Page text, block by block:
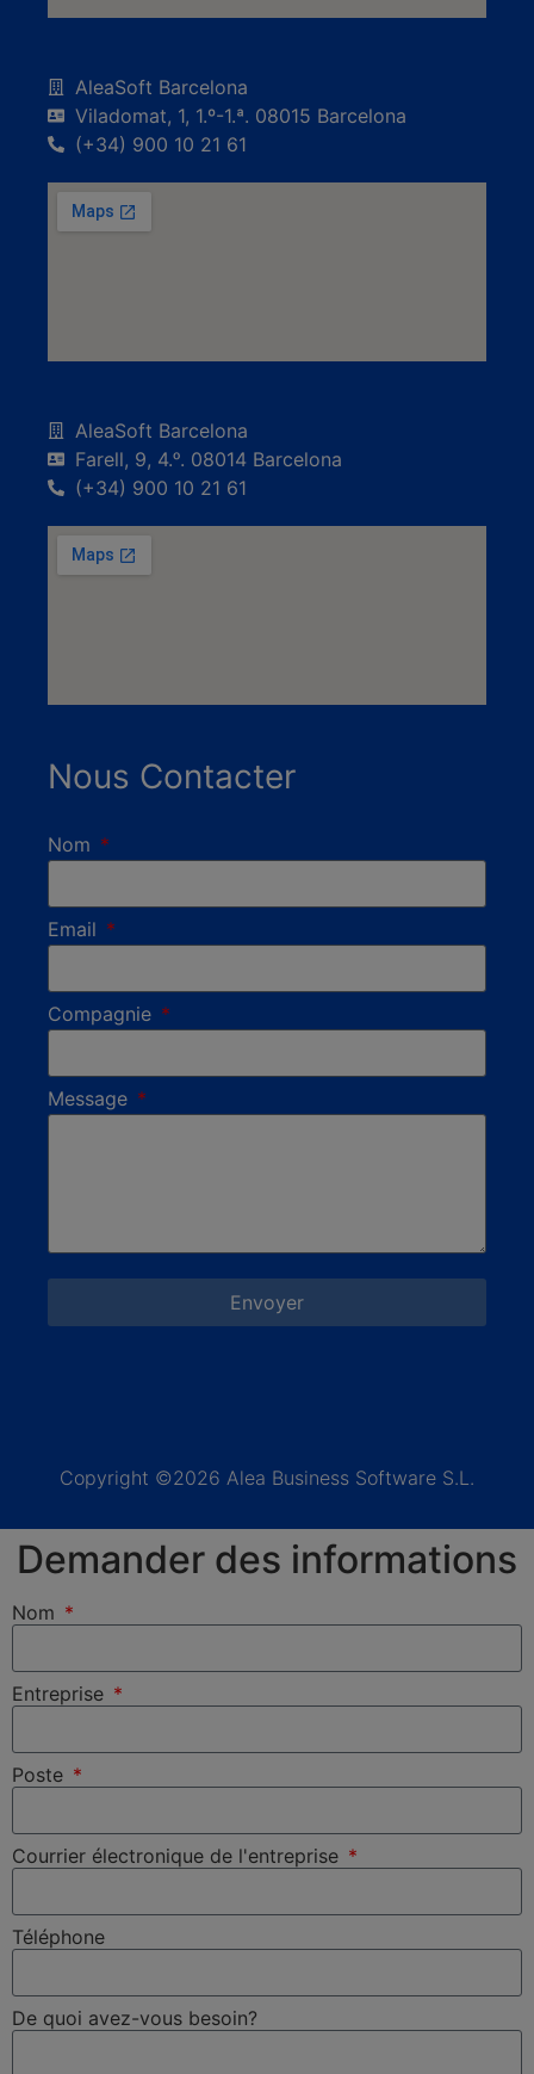
AleaSoft Barcelona
Viladomat, 1, 1.º-1.ª. 08015 Barcelona
(+34) 900 10 21 61
AleaSoft Barcelona
Farell, 9, 4.ᵒ. 08014 Barcelona
(+34) 900 10 21 61
Nous Contacter
Nom
Email
Compagnie
Message
Envoyer
Copyright ©2026 Alea Business Software S.L.
Demander des informations
Nom
Entreprise
Poste
Courrier électronique de l'entreprise
Téléphone
De quoi avez-vous besoin?